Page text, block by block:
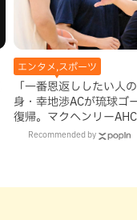
エンタメ,スポーツ
「一番恩返ししたい人
身・幸地渉ACが琉球ゴ
復帰。マクヘンリー
理由Recommended by